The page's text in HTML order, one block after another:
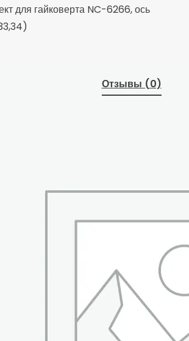
для гайковерта NC-6266, ось
Отзывы (0)